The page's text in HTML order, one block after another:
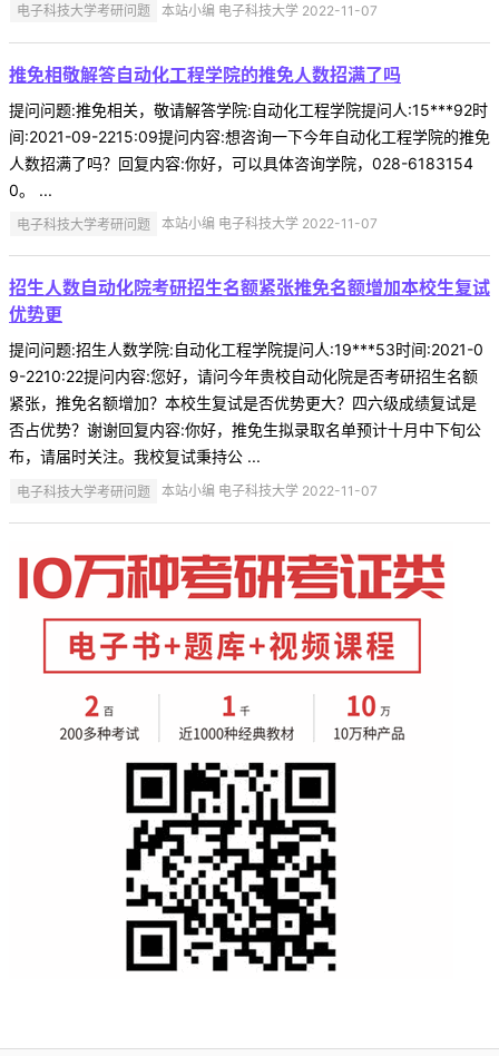
电子科技大学考研问题 本站小编 电子科技大学 2022-11-07
推免相敬解答自动化工程学院的推免人数招满了吗
提问问题:推免相关，敬请解答学院:自动化工程学院提问人:15***92时
间:2021-09-2215:09提问内容:想咨询一下今年自动化工程学院的推免
人数招满了吗？回复内容:你好，可以具体咨询学院，028-6183154
0。 ...
电子科技大学考研问题 本站小编 电子科技大学 2022-11-07
招生人数自动化院考研招生名额紧张推免名额增加本校生复试
优势更
提问问题:招生人数学院:自动化工程学院提问人:19***53时间:2021-0
9-2210:22提问内容:您好，请问今年贵校自动化院是否考研招生名额
紧张，推免名额增加？本校生复试是否优势更大？四六级成绩复试是
否占优势？谢谢回复内容:你好，推免生拟录取名单预计十月中下旬公
布，请届时关注。我校复试秉持公 ...
电子科技大学考研问题 本站小编 电子科技大学 2022-11-07